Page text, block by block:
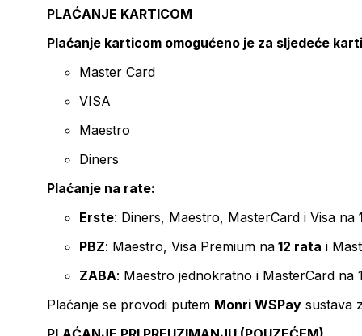
PLAĆANJE KARTICOM
Plaćanje karticom omogućeno je za sljedeće
Master Card
VISA
Maestro
Diners
Plaćanje na rate:
Erste: Diners, Maestro, MasterCard i Visa na
PBZ: Maestro, Visa Premium na 12 rata i
ZABA: Maestro jednokratno i MasterCard na
Plaćanje se provodi putem Monri WSPay sustava